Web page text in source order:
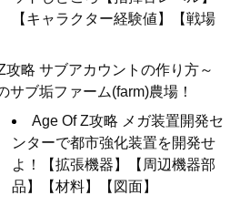
【キャラクター経験値】【戦場
攻略 サブアカウントの作り方～
サブ垢ファーム(farm)農場！
Age Of Z攻略 メガ装置開発セ
ンターで都市強化装置を開発せ
よ！【拡張機器】【周辺機器部
品】【材料】【図面】